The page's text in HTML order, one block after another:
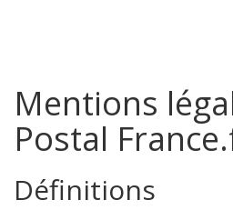
Mentions
Postal
Définitions